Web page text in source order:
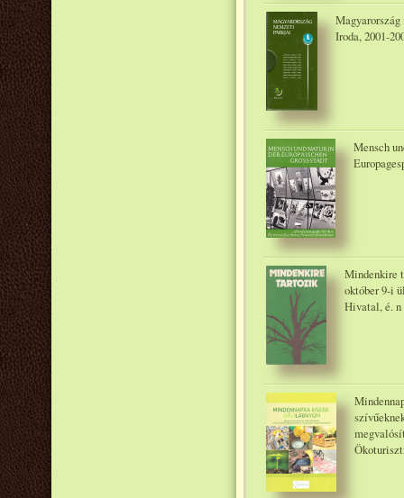
Iroda, 2001-
Mensch
Mindenkire
október 9-i
Hivatal, é. n